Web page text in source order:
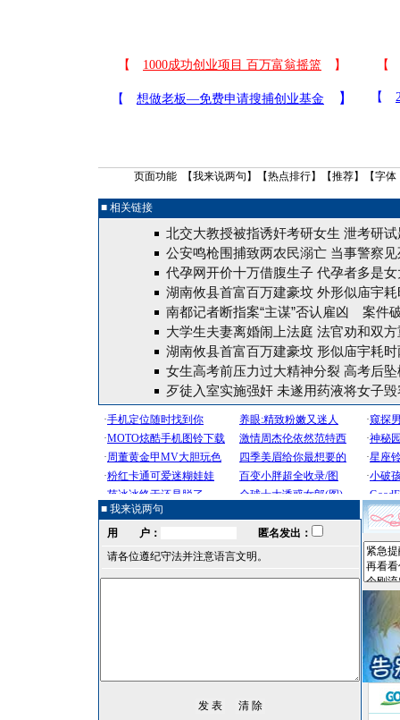
页面功能 【我来说两句 】【热点排行】【推荐】【字体
■ 相关链接
北交大教授被指诱奸考研女生 泄考研
公安鸣枪围捕致两农民溺亡 当事警察
代孕网开价十万借腹生子 代孕者多是
湖南攸县首富百万建豪坟 外形似庙宇
南都记者断指案“主谋”否认雇凶
案件
大学生夫妻离婚闹上法庭 法官劝和双
湖南攸县首富百万建豪坟 形似庙宇耗
女生高考前压力过大精神分裂 高考后
歹徒入室实施强奸 未遂用药液将女子
■ 我来说两句
用 户：
匿名发出：
请各位遵纪守法并注意语言文明。